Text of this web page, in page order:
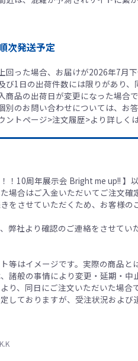
次発送予定
った場合、お届けが2026年7月
1日の出荷件数には限りがあり、
品の出荷日が変更になった場合
のお問い合わせについては、お答
ントページ>注文履歴>より詳しく
！10周年展示会 Bright me up!! 】
場合はご入金いただいてご注文
をさせていただくため、お客様
弊社より確認のご連絡をさせてい
等はイメージです。実際の商品と
諸般の事情により変更・延期・中
り、同日にご注文いただいた場合
しておりますが、受注状況およ